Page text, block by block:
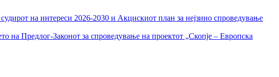
на интереси 2026-2030 и Акцискиот план за нејзино спроведување
на Предлог-Законот за спроведување на проектот „Скопје – Европска